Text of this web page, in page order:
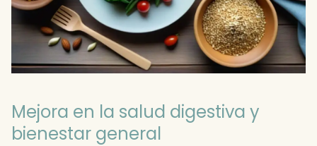
Mejora en la salud digestiva y
bienestar general